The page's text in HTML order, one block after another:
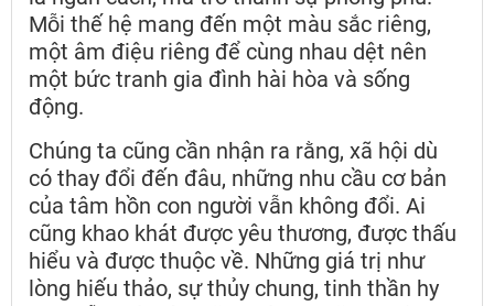
Mỗi thế hệ mang đến một màu sắc riêng,
một âm điệu riêng để cùng nhau dệt nên
một bức tranh gia đình hài hòa và sống
động.
Chúng ta cũng cần nhận ra rằng, xã hội dù
có thay đổi đến đâu, những nhu cầu cơ bản
của tâm hồn con người vẫn không đổi. Ai
cũng khao khát được yêu thương, được thấu
hiểu và được thuộc về. Những giá trị như
lòng hiếu thảo, sự thủy chung, tinh thần hy